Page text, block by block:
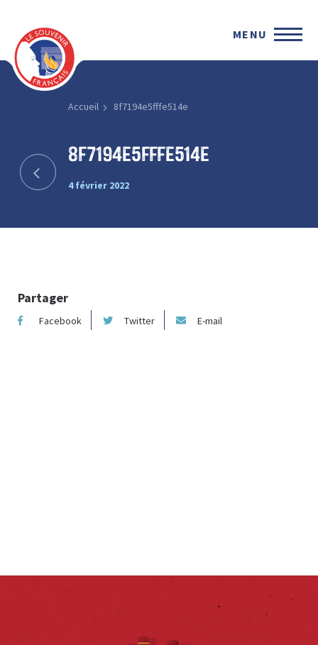
MENU
Accueil 8f7194e5fffe514e
8f7194e5fffe514e
4 février 2022
Partager
Facebook Twitter E-mail